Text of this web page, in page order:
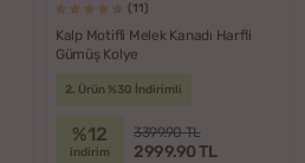
(11)
Kalp Motifli Melek Kanadı Harfli
Gümüş Kolye
2. Ürün %30 İndirimli
%12
indirim
3399.90 TL
2999.90 TL